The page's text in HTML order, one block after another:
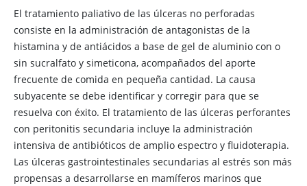
El tratamiento paliativo de las úlceras no perforadas
consiste en la administración de antagonistas de la
histamina y de antiácidos a base de gel de aluminio con o
sin sucralfato y simeticona, acompañados del aporte
frecuente de comida en pequeña cantidad. La causa
subyacente se debe identificar y corregir para que se
resuelva con éxito. El tratamiento de las úlceras perforantes
con peritonitis secundaria incluye la administración
intensiva de antibióticos de amplio espectro y fluidoterapia.
Las úlceras gastrointestinales secundarias al estrés son más
propensas a desarrollarse en mamíferos marinos que